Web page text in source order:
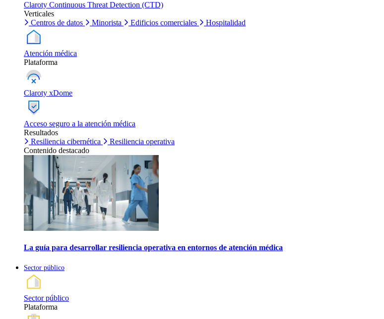
Claroty Continuous Threat Detection (CTD)
Verticales
Centros de datos
Minorista Edificios comerciales Hospitalidad
Atención médica
Plataforma
Claroty xDome
Acceso seguro a la atención médica
Resultados
Resiliencia cibernética
Resiliencia operativa
Contenido destacado
La guía para desarrollar resiliencia operativa en entornos de atención médica
Sector público
Sector público
Plataforma